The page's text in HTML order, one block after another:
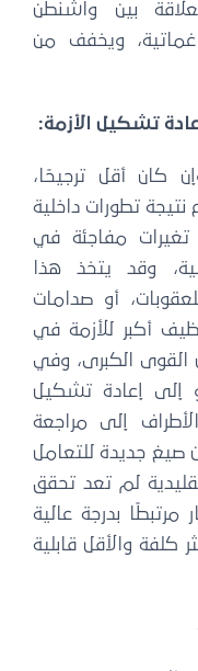
بين واشنطن
ويخفف من
كان أقل ترجيحًا،
تطورات داخلية
تغيرات مفاجئة في
وقد يتخذ هذا
أو صدامات
أكبر للأزمة في
الكبرى، وفي
إلى إعادة تشكيل
إلى مراجعة
صيغ جديدة للتعامل
لم تعد تحقق
بدرجة عالية
كلفة والأقل قابلية